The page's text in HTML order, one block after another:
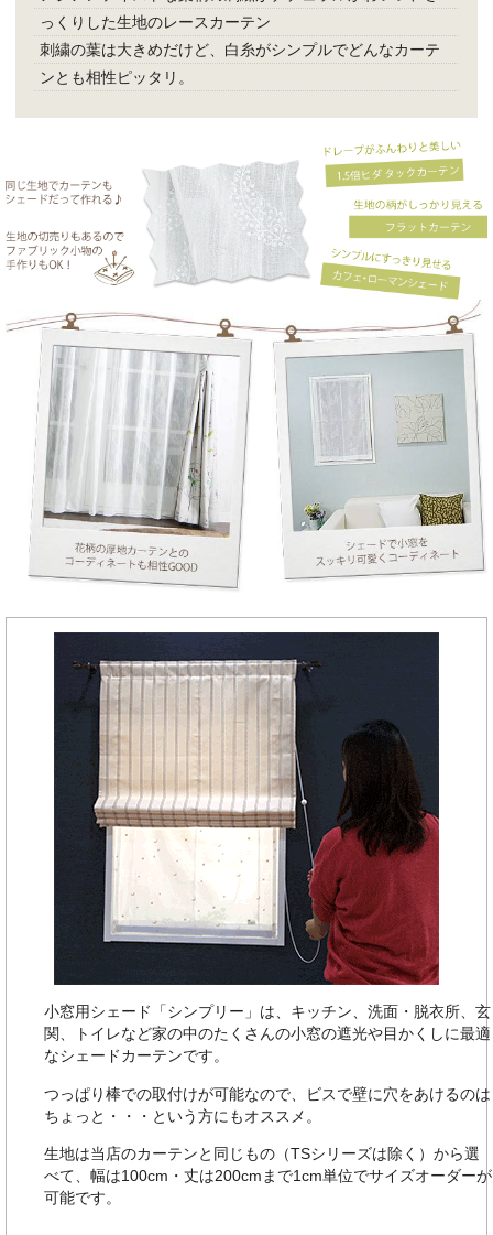
っくりした生地のレースカーテン
刺繍の葉は大きめだけど、白糸がシンプルでどんなカーテ
ンとも相性ピッタリ。
小窓用シェード「シンプリー」は、キッチン、洗面・脱衣所、玄
関、トイレなど家の中のたくさんの小窓の遮光や目かくしに最適
なシェードカーテンです。
つっぱり棒での取付けが可能なので、ビスで壁に穴をあけるのは
ちょっと・・・という方にもオススメ。
生地は当店のカーテンと同じもの（TSシリーズは除く）から選
べて、幅は100cm・丈は200cmまで1cm単位でサイズオーダーが
可能です。